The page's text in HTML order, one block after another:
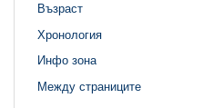
Възраст
Хронология
Инфо зона
Между страниците